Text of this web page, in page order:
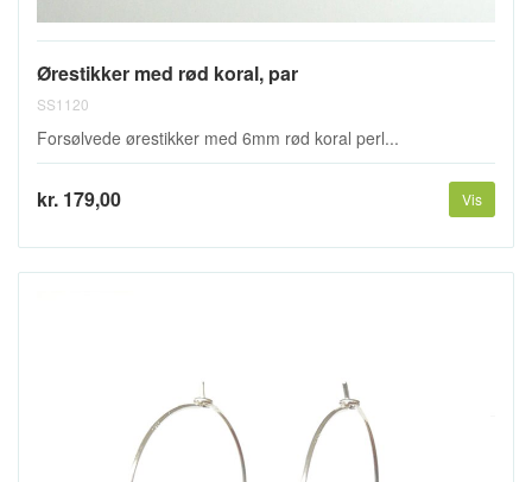
Ørestikker med rød koral, par
SS1120
Forsølvede ørestikker med 6mm rød koral perl...
kr. 179,00 Vis